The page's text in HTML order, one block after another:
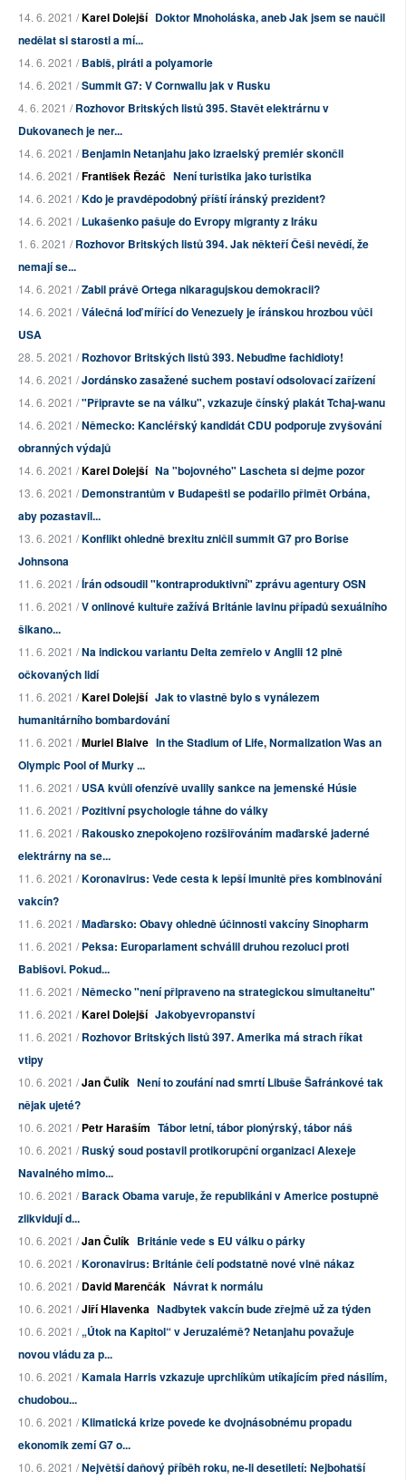
14. 6. 2021 /Karel Dolejší Doktor Mnoholáska, aneb Jak jsem se naučil
nedělat si starosti a mí...
14. 6. 2021 /Babiš, piráti a polyamorie
14. 6. 2021 /Summit G7: V Cornwallu jak v Rusku
4. 6. 2021 /Rozhovor Britských listů 395. Stavět elektrárnu v
Dukovanech je ner...
14. 6. 2021 /Benjamin Netanjahu jako izraelský premiér skončil
14. 6. 2021 /František Řezáč Není turistika jako turistika
14. 6. 2021 /Kdo je pravděpodobný příští íránský prezident?
14. 6. 2021 /Lukašenko pašuje do Evropy migranty z Iráku
1. 6. 2021 /Rozhovor Britských listů 394. Jak někteří Češi nevědí, že
nemají se...
14. 6. 2021 /Zabil právě Ortega nikaragujskou demokracii?
14. 6. 2021 /Válečná loď mířící do Venezuely je íránskou hrozbou vůči
USA
28. 5. 2021 /Rozhovor Britských listů 393. Nebuďme fachidioty!
14. 6. 2021 /Jordánsko zasažené suchem postaví odsolovací zařízení
14. 6. 2021 /"Připravte se na válku", vzkazuje čínský plakát Tchaj-wanu
14. 6. 2021 /Německo: Kancléřský kandidát CDU podporuje zvyšování
obranných výdajů
14. 6. 2021 /Karel Dolejší Na "bojovného" Lascheta si dejme pozor
13. 6. 2021 /Demonstrantům v Budapešti se podařilo přimět Orbána,
aby pozastavil...
13. 6. 2021 /Konflikt ohledně brexitu zničil summit G7 pro Borise
Johnsona
11. 6. 2021 /Írán odsoudil "kontraproduktivní" zprávu agentury OSN
11. 6. 2021 /V onlinové kultuře zažívá Británie lavinu případů sexuálního
šikano...
11. 6. 2021 /Na indickou variantu Delta zemřelo v Anglii 12 plně
očkovaných lidí
11. 6. 2021 /Karel Dolejší Jak to vlastně bylo s vynálezem
humanitárního bombardování
11. 6. 2021 /Muriel Blaive In the Stadium of Life, Normalization Was an
Olympic Pool of Murky ...
11. 6. 2021 /USA kvůli ofenzívě uvalily sankce na jemenské Húsie
11. 6. 2021 /Pozitivní psychologie táhne do války
11. 6. 2021 /Rakousko znepokojeno rozšiřováním maďarské jaderné
elektrárny na se...
11. 6. 2021 /Koronavirus: Vede cesta k lepší imunitě přes kombinování
vakcín?
11. 6. 2021 /Maďarsko: Obavy ohledně účinnosti vakcíny Sinopharm
11. 6. 2021 /Peksa: Europarlament schválil druhou rezoluci proti
Babišovi. Pokud...
11. 6. 2021 /Německo "není připraveno na strategickou simultaneitu"
11. 6. 2021 /Karel Dolejší Jakobyevropanství
11. 6. 2021 /Rozhovor Britských listů 397. Amerika má strach říkat
vtipy
10. 6. 2021 /Jan Čulík Není to zoufání nad smrtí Libuše Šafránkové tak
nějak ujeté?
10. 6. 2021 /Petr Haraším Tábor letní, tábor pionýrský, tábor náš
10. 6. 2021 /Ruský soud postavil protikorupční organizaci Alexeje
Navalného mimo...
10. 6. 2021 /Barack Obama varuje, že republikáni v Americe postupně
zlikvidují d...
10. 6. 2021 /Jan Čulík Británie vede s EU válku o párky
10. 6. 2021 /Koronavirus: Británie čelí podstatně nové vlně nákaz
10. 6. 2021 /David Marenčák Návrat k normálu
10. 6. 2021 /Jiří Hlavenka Nadbytek vakcín bude zřejmě už za týden
10. 6. 2021 /„Útok na Kapitol“ v Jeruzalémě? Netanjahu považuje
novou vládu za p...
10. 6. 2021 /Kamala Harris vzkazuje uprchlíkům utíkajícím před násilím,
chudobou...
10. 6. 2021 /Klimatická krize povede ke dvojnásobnému propadu
ekonomik zemí G7 o...
10. 6. 2021 /Největší daňový příběh roku, ne-li desetiletí: Nejbohatší